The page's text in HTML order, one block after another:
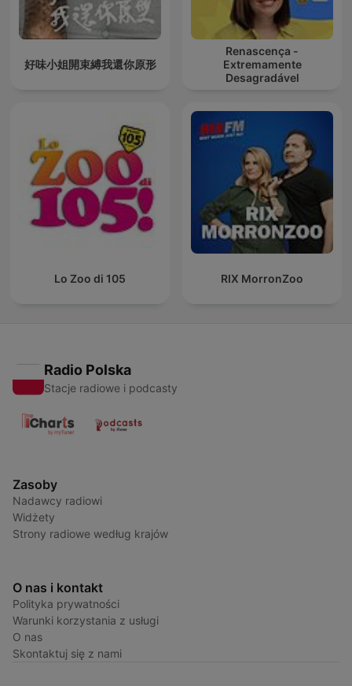
好味小姐開束縛我還你原形
Renascença -
Extremamente
Desagradável
Lo Zoo di 105 RIX MorronZoo
Radio Polska
Stacje radiowe i podcasty
Zasoby
Nadawcy radiowi
Widżety
Strony radiowe według krajów
O nas i kontakt
Polityka prywatności
Warunki korzystania z usługi
O nas
Skontaktuj się z nami